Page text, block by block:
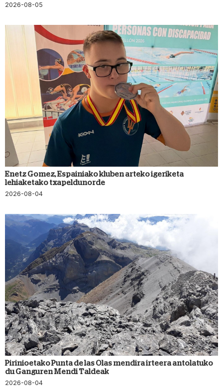
2026-08-05
Enetz Gomez, Espainiako kluben arteko igeriketa
lehiaketako txapeldunorde
2026-08-04
Pirinioetako Punta de las Olas mendira irteera antolatuko
du Ganguren Mendi Taldeak
2026-08-04